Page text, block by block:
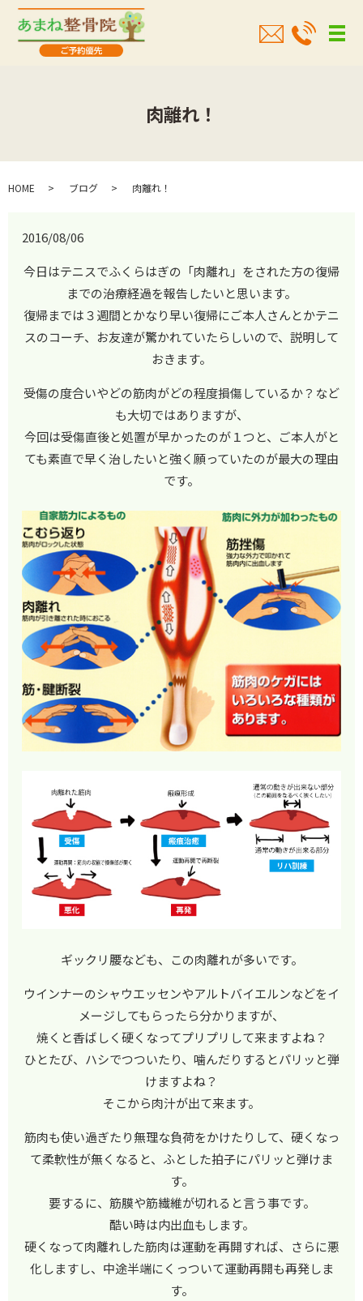
メ
肉離れ！
HOME ブログ 肉離れ！
2016/08/06
今日はテニスでふくらはぎの「肉離れ」をされた方の復帰
までの治療経過を報告したいと思います。
復帰までは３週間とかなり早い復帰にご本人さんとかテニ
スのコーチ、お友達が驚かれていたらしいので、説明して
おきます。
受傷の度合いやどの筋肉がどの程度損傷しているか？など
も大切ではありますが、
今回は受傷直後と処置が早かったのが１つと、ご本人がと
ても素直で早く治したいと強く願っていたのが最大の理由
です。
ギックリ腰なども、この肉離れが多いです。
ウインナーのシャウエッセンやアルトバイエルンなどをイ
メージしてもらったら分かりますが、
焼くと香ばしく硬くなってプリプリして来ますよね？
ひとたび、ハシでつついたり、噛んだりするとパリッと弾
けますよね？
そこから肉汁が出て来ます。
筋肉も使い過ぎたり無理な負荷をかけたりして、硬くなっ
て柔軟性が無くなると、ふとした拍子にパリッと弾けま
す。
要するに、筋膜や筋繊維が切れると言う事です。
酷い時は内出血もします。
硬くなって肉離れした筋肉は運動を再開すれば、さらに悪
化しますし、中途半端にくっついて運動再開も再発しま
す。